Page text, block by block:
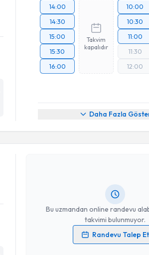
14:00
14:30
15:00
15:30
16:00
Takvim
kapalıdır
10:00
10:30
11:00
11:30
12:00
Daha Fazla
Bu uzmandan online randevu
takvimi bulunmuyor.
Randevu Talep Et
Randevu Takvimi Talebi
Dt. Hazal Özdemir
Kişisel verilerimin işlenmesine ilişkin